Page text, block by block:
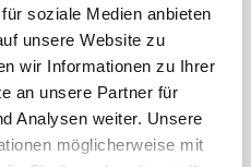
soziale Medien anbieten
unsere Website zu
wir Informationen zu Ihrer
an unsere Partner für
Analysen weiter. Unsere
möglicherweise mit
Fragen und nimmt
Einzelfragen, die ihr